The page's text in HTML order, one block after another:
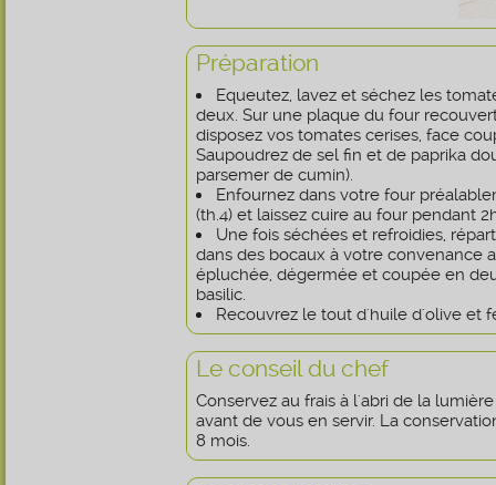
Préparation
Equeutez, lavez et séchez les
deux. Sur une plaque du four
disposez vos tomates cerises, face
Saupoudrez de sel fin et de paprika
parsemer de cumin).
Enfournez dans votre four
(th.4) et laissez cuire au four pendant
Une fois séchées et refroidies,
dans des bocaux à votre convenance
épluchée, dégermée et coupée en
basilic.
Recouvrez le tout d'huile d'olive et
Le conseil du chef
Conservez au frais à l'abri de la
avant de vous en servir. La
8 mois.